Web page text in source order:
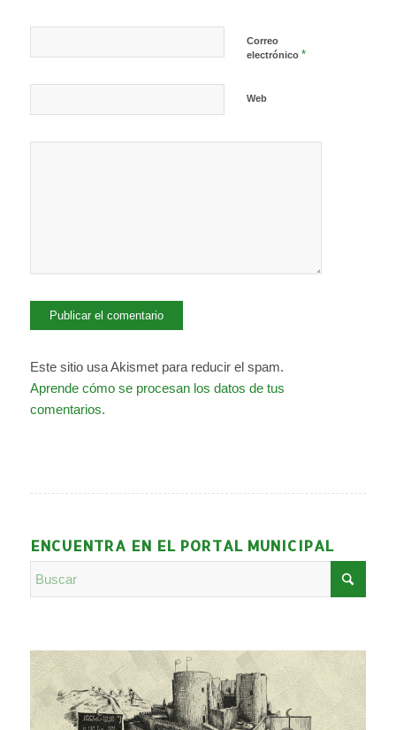
Correo
electrónico *
Web
Este sitio usa Akismet para reducir el spam.
Aprende cómo se procesan los datos de tus
comentarios.
ENCUENTRA EN EL PORTAL MUNICIPAL